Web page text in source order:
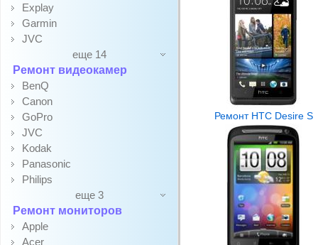
Explay
Garmin
JVC
еще 14
Ремонт видеокамер
BenQ
Canon
GoPro
JVC
Kodak
Panasonic
Philips
еще 3
Ремонт мониторов
Apple
Acer
Ремонт HTC Desire S